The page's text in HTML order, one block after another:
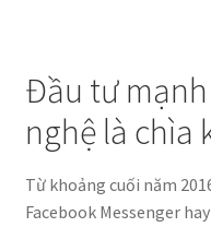
Đầu tư
nghệ là chìa
Từ khoảng cuối năm
Facebook Messenger